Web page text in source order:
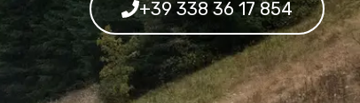
+39 338 36 17 854